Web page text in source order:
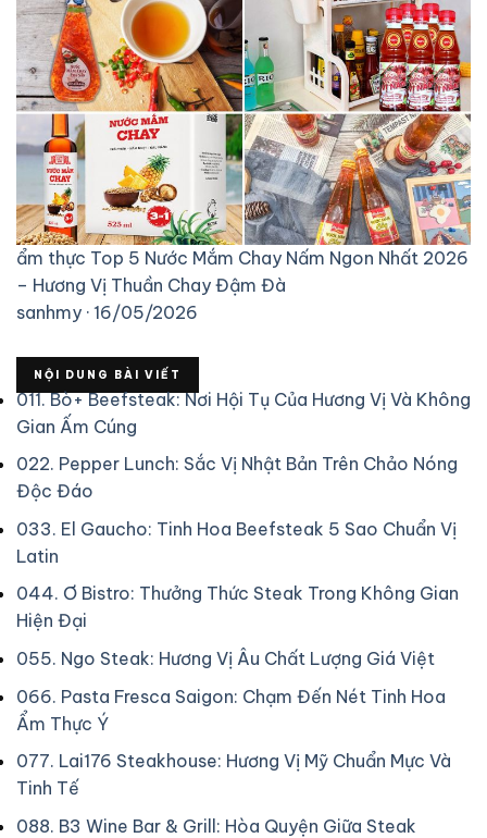
ẩm thực Top 5 Nước Mắm Chay Nấm Ngon Nhất 2026
– Hương Vị Thuần Chay Đậm Đà
sanhmy · 16/05/2026
NỘI DUNG BÀI VIẾT
011. Bò+ Beefsteak: Nơi Hội Tụ Của Hương Vị Và Không
Gian Ấm Cúng
022. Pepper Lunch: Sắc Vị Nhật Bản Trên Chảo Nóng
Độc Đáo
033. El Gaucho: Tinh Hoa Beefsteak 5 Sao Chuẩn Vị
Latin
044. Ơ Bistro: Thưởng Thức Steak Trong Không Gian
Hiện Đại
055. Ngo Steak: Hương Vị Âu Chất Lượng Giá Việt
066. Pasta Fresca Saigon: Chạm Đến Nét Tinh Hoa
Ẩm Thực Ý
077. Lai176 Steakhouse: Hương Vị Mỹ Chuẩn Mực Và
Tinh Tế
088. B3 Wine Bar & Grill: Hòa Quyện Giữa Steak